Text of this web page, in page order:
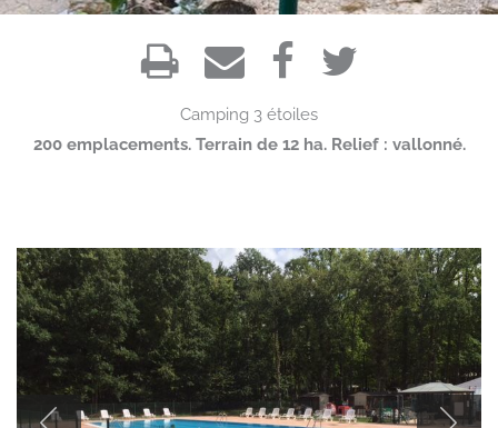
Camping 3 étoiles
200 emplacements. Terrain de 12 ha. Relief : vallonné.